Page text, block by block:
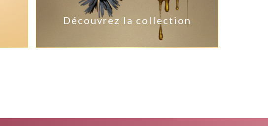
Découvrez la collection